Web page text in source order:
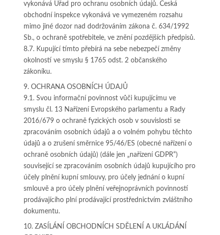
vykonává Úřad pro ochranu osobních údajů. Česká
obchodní inspekce vykonává ve vymezeném rozsahu
mimo jiné dozor nad dodržováním zákona č. 634/1992
Sb., o ochraně spotřebitele, ve znění pozdějších předpisů.
8.7. Kupující tímto přebírá na sebe nebezpečí změny
okolností ve smyslu § 1765 odst. 2 občanského
zákoníku.
9. OCHRANA OSOBNÍCH ÚDAJŮ
9.1. Svou informační povinnost vůči kupujícímu ve
smyslu čl. 13 Nařízení Evropského parlamentu a Rady
2016/679 o ochraně fyzických osob v souvislosti se
zpracováním osobních údajů a o volném pohybu těchto
údajů a o zrušení směrnice 95/46/ES (obecné nařízení o
ochraně osobních údajů) (dále jen „nařízení GDPR“)
související se zpracováním osobních údajů kupujícího pro
účely plnění kupní smlouvy, pro účely jednání o kupní
smlouvě a pro účely plnění veřejnoprávních povinností
prodávajícího plní prodávající prostřednictvím zvláštního
dokumentu.
10. ZASÍLÁNÍ OBCHODNÍCH SDĚLENÍ A UKLÁDÁNÍ